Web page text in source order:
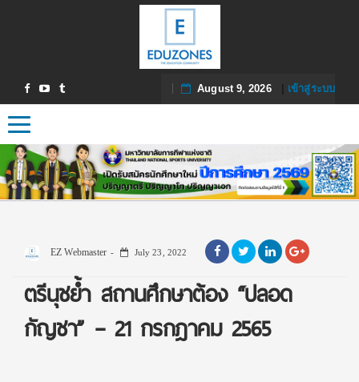
August 9, 2026| เข้าสู่ระบบ
Toggle navigation
EZ Webmaster July 23, 2022
ตรีนุชย้ำ สถานศึกษาต้อง “ปลอด
กัญชา” – 21 กรกฎาคม 2565